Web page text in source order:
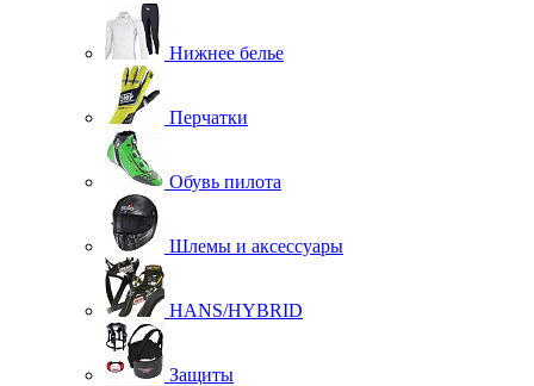
Нижнее белье
Перчатки
Обувь пилота
Шлемы и аксессуары
HANS/HYBRID
Защиты